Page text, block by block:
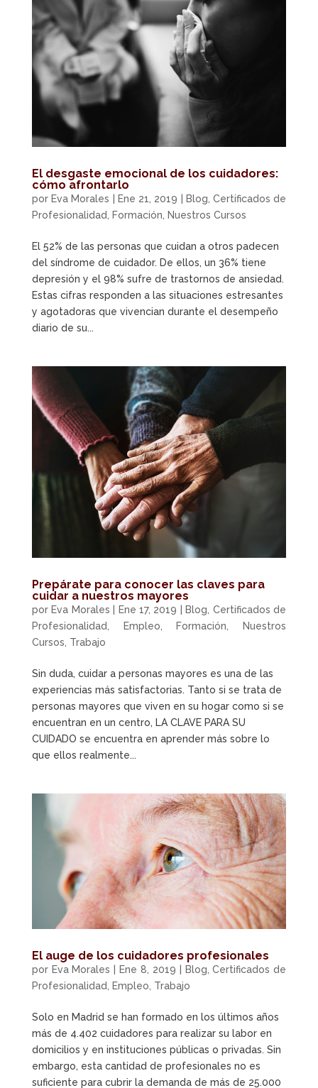
El desgaste emocional de los cuidadores:
cómo afrontarlo
por Eva Morales Ene 21, 2019 Blog Certificados de
Profesionalidad
Formación Nuestros Cursos
El 52% de las personas que cuidan a otros padecen
del síndrome de cuidador. De ellos, un 36% tiene
depresión y el 98% sufre de trastornos de ansiedad.
Estas cifras responden a las situaciones estresantes
y agotadoras que vivencian durante el desempeño
diario de su...
Prepárate para conocer las claves para
cuidar a nuestros mayores
por Eva Morales Ene 17, 2019 Blog, Certificados de
Profesionalidad, Empleo, Formación,
Nuestros
Cursos, Trabajo
Sin duda, cuidar a personas mayores es una de las
experiencias más satisfactorias. Tanto si se trata de
personas mayores que viven en su hogar como si se
encuentran en un centro, LA CLAVE PARA SU
CUIDADO se encuentra en aprender más sobre lo
que ellos realmente...
El auge de los cuidadores profesionales
por Eva Morales Ene 8, 2019 Blog,Certificados de
Profesionalidad, Empleo, Trabajo
Solo en Madrid se han formado en los últimos años
más de 4.402 cuidadores para realizar su labor en
domicilios y en instituciones públicas o privadas. Sin
embargo, esta cantidad de profesionales no es
suficiente para cubrir la demanda de más de 25.000